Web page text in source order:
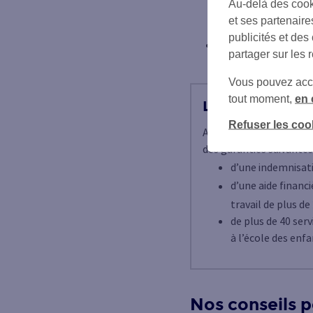
définis selon le
sur lequel sera
Des services
soutien scolaire,
Le + SG
Avec l’Assurance
des garanties
d’une
d’une aide
travail de plus
de plus de 40
à l’école des
Nos conseils
Au-delà des
et ses
publicités et des
partager sur les
Vous pouvez
tout moment, en
Refuser les